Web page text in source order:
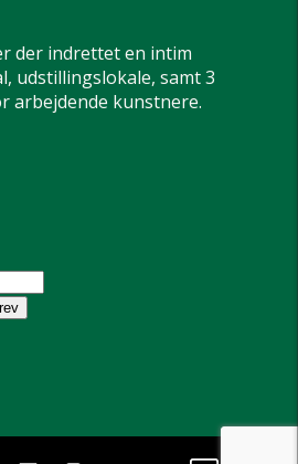
der indrettet en intim
udstillingslokale, samt 3
kunstnere.